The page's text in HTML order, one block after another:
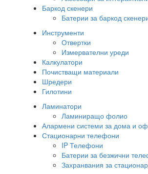
Баркод скенери
Батерии за баркод
Инструменти
Отвертки
Измервателни уреди
Калкулатори
Почистващи материали
Шредери
Гилотини
Ламинатори
Ламиниращо фолио
Алармени системи за дома и
Стационарни телефони
IP Телефони
Батерии за безжични
Захранвания за